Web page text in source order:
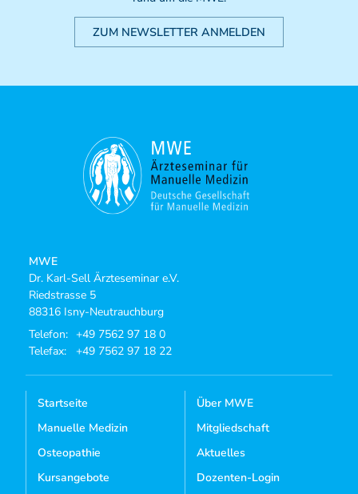
ZUM NEWSLETTER ANMELDEN
MWE
Dr. Karl-Sell Ärzteseminar e.V.
Riedstrasse 5
88316 Isny-Neutrauchburg
Telefon: +49 7562 97 18 0
Telefax:
+49 7562 97 18 22
Startseite
Manuelle Medizin
Osteopathie
Kursangebote
Über MWE
Mitgliedschaft
Aktuelles
Dozenten-Login